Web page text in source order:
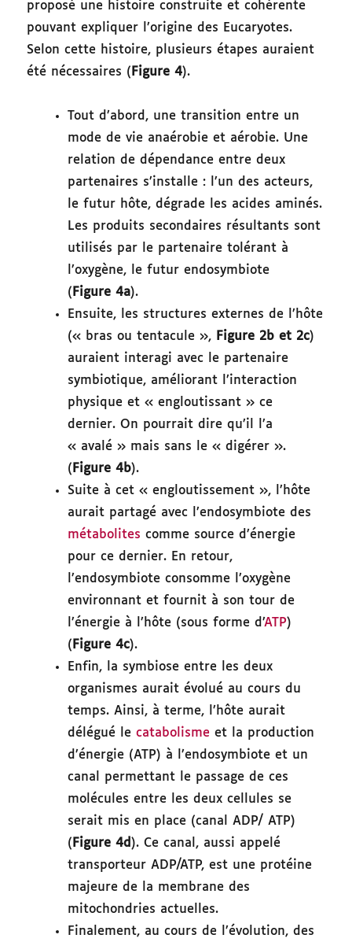
proposé une histoire construite et cohérente
pouvant expliquer l’origine des Eucaryotes.
Selon cette histoire, plusieurs étapes auraient
été nécessaires ( Figure 4).
Tout d’abord, une transition entre un
mode de vie anaérobie et aérobie. Une
relation de dépendance entre deux
partenaires s’installe : l’un des acteurs,
le futur hôte, dégrade les acides aminés.
Les produits secondaires résultants sont
utilisés par le partenaire tolérant à
l’oxygène, le futur endosymbiote
( Figure 4a).
Ensuite, les structures externes de l’hôte
(« bras ou tentacule », Figure 2b et 2c)
auraient interagi avec le partenaire
symbiotique, améliorant l’interaction
physique et « engloutissant » ce
dernier. On pourrait dire qu’il l’a
« avalé » mais sans le « digérer ».
( Figure 4b).
Suite à cet « engloutissement », l’hôte
aurait partagé avec l’endosymbiote des
métabolites comme source d’énergie
pour ce dernier. En retour,
l’endosymbiote consomme l’oxygène
environnant et fournit à son tour de
l’énergie à l’hôte (sous forme d’ATP)
( Figure 4c).
Enfin, la symbiose entre les deux
organismes aurait évolué au cours du
temps. Ainsi, à terme, l’hôte aurait
délégué lecatabolisme et la production
d’énergie (ATP) à l’endosymbiote et un
canal permettant le passage de ces
molécules entre les deux cellules se
serait mis en place (canal ADP/ ATP)
( Figure 4d ). Ce canal, aussi appelé
transporteur ADP/ATP, est une protéine
majeure de la membrane des
mitochondries actuelles.
Finalement, au cours de l’évolution, des